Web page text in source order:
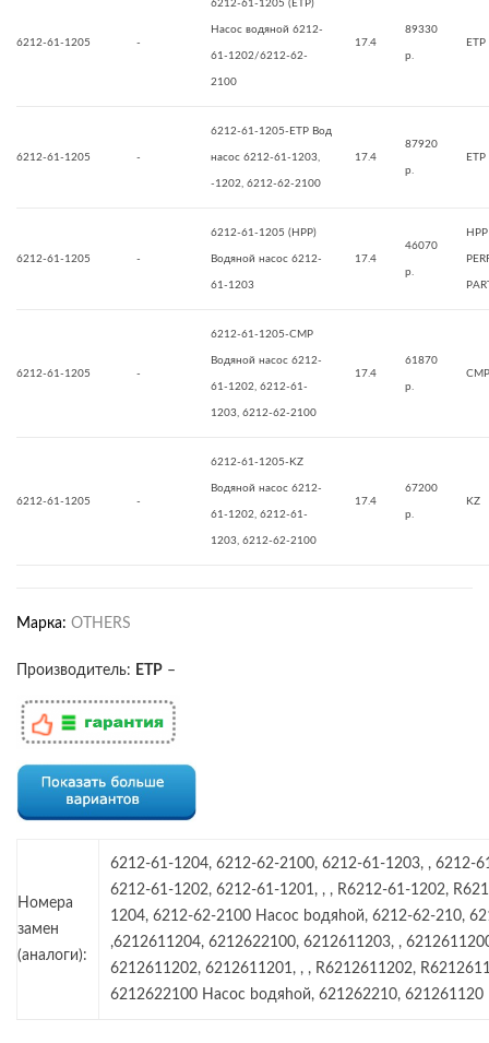
6212-61-1205 -
6212-61-1205 (ETP)
Насос водяной 6212-
61-1202/6212-62-
2100
17.4
89330
р.
ETP
6212-61-1205 -
6212-61-1205-ETP Вод
насос 6212-61-1203,
-1202, 6212-62-2100
17.4
87920
р.
ETP
6212-61-1205 -
6212-61-1205 (HPP)
Водяной насос 6212-
61-1203
17.4
46070
р.
6212-61-1205 -
6212-61-1205-CMP
Водяной насос 6212-
61-1202, 6212-61-
1203, 6212-62-2100
17.4
61870
р.
CMP
6212-61-1205 -
6212-61-1205-KZ
Водяной насос 6212-
61-1202, 6212-61-
1203, 6212-62-2100
17.4
67200
р.
KZ
Марка: OTHERS
Производитель: ETP –
Номера
замен
(аналоги):
6212-61-1204, 6212-62-2100, 6212-61-1203, , 6212-
6212-61-1202, 6212-61-1201, , , R6212-61-1202,
1204, 6212-62-2100 Hacoc boдяhoй, 6212-62-210,
,6212611204, 6212622100, 6212611203, ,
6212611202, 6212611201, , , R6212611202,
6212622100 Hacoc boдяhoй, 621262210, 621261120